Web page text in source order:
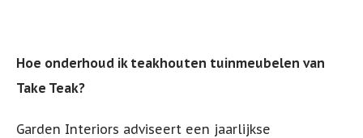
Hoe onderhoud ik teakhouten tuinmeubelen van
Take Teak?
Garden Interiors adviseert een jaarlijkse